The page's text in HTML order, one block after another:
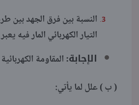
النسبة بين فرق الجهد
التيار الكهربائي المار فيه
الإجابة:المقاومة الكهربائية
( ب ) علل لما يأتي: